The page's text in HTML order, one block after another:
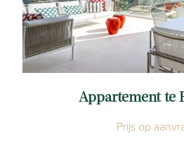
Appartement te
Prijs op